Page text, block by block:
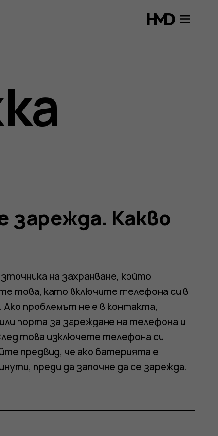
зарежда. Какво
на захранване, който
това, като включите телефона си в
проблемът не е в контакта,
порта за зареждане на телефона и
това изключете телефона си
предвид, че ако батерията е
преди да започне да се зарежда.